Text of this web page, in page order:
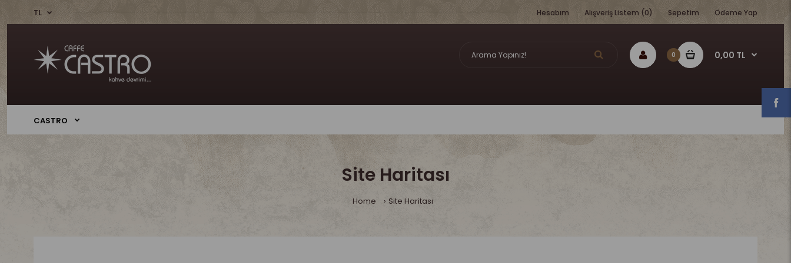
TL Hesabım Alışveriş Listem (0) Sepetim Ödeme Yap
0 0,00 TL
CASTRO
Site Haritası
Home Site Haritası